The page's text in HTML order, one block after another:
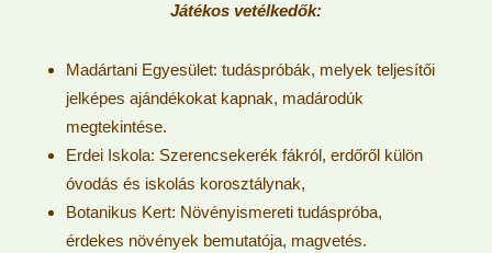
Játékos vetélkedők:
Madártani Egyesület: tudáspróbák, melyek teljesítői
jelképes ajándékokat kapnak, madárodúk
megtekintése.
Erdei Iskola: Szerencsekerék fákról, erdőről külön
óvodás és iskolás korosztálynak,
Botanikus Kert: Növényismereti tudáspróba,
érdekes növények bemutatója, magvetés.